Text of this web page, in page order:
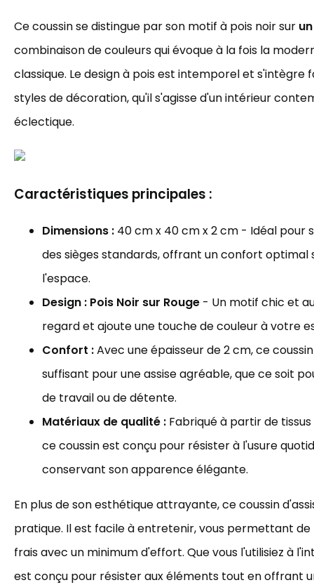
Ce coussin se distingue par son motif à pois noir sur
combinaison de couleurs qui évoque à la fois la
classique. Le design à pois est intemporel et s'intègre
styles de décoration, qu'il s'agisse d'un intérieur
éclectique.
Caractéristiques principales :
Dimensions : 40 cm x 40 cm x 2 cm - Idéal pour
des sièges standards, offrant un confort
l'espace.
Design : Pois Noir sur Rouge - Un motif chic et
regard et ajoute une touche de couleur à votre
Confort :Avec une épaisseur de 2 cm, ce
suffisant pour une assise agréable, que ce soit
de travail ou de détente.
Matériaux de qualité : Fabriqué à partir de
ce coussin est conçu pour résister à l'usure
conservant son apparence élégante.
En plus de son esthétique attrayante, ce coussin
pratique. Il est facile à entretenir, vous permettant
frais avec un minimum d'effort. Que vous l'utilisiez à
est conçu pour résister aux éléments tout en offrant